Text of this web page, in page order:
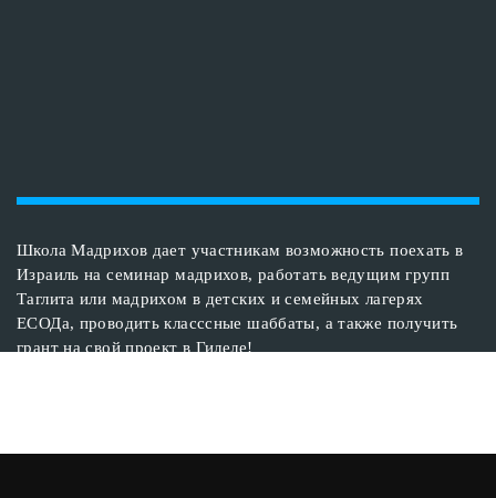
Школа Мадрихов дает участникам возможность поехать в
Израиль на семинар мадрихов, работать ведущим групп
Таглита или мадрихом в детских и семейных лагерях
ЕСОДа, проводить класссные шаббаты, а также получить
грант на свой проект в Гилеле!